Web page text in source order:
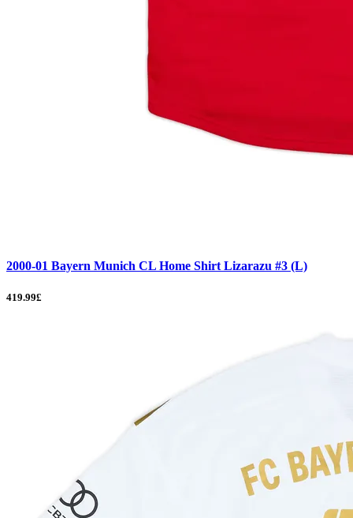
2000-01 Bayern Munich CL Home Shirt Lizarazu #3 (L)
419.99£